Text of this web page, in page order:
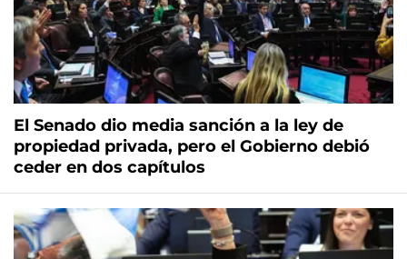
El Senado dio media sanción a la ley de
propiedad privada, pero el Gobierno debió
ceder en dos capítulos